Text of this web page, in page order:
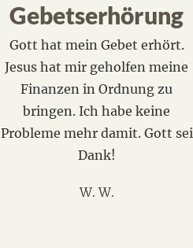
Gebetserhörung
Gott hat mein Gebet erhört.
Jesus hat mir geholfen meine
Finanzen in Ordnung zu
bringen. Ich habe keine
Probleme mehr damit. Gott sei
Dank!
W. W.